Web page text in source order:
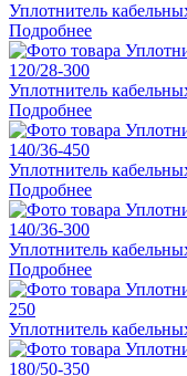
Уплотнитель
Подробнее
Уплотнитель
Подробнее
Уплотнитель
Подробнее
Уплотнитель
Подробнее
Уплотнитель